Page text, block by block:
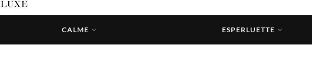
CALME ESPERLUETTE